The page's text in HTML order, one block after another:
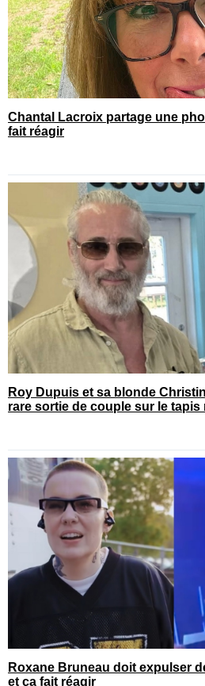
Chantal Lacroix partage une
fait réagir
Roy Dupuis et sa blonde
rare sortie de couple sur le tapis
Roxane Bruneau doit expulser
et ça fait réagir